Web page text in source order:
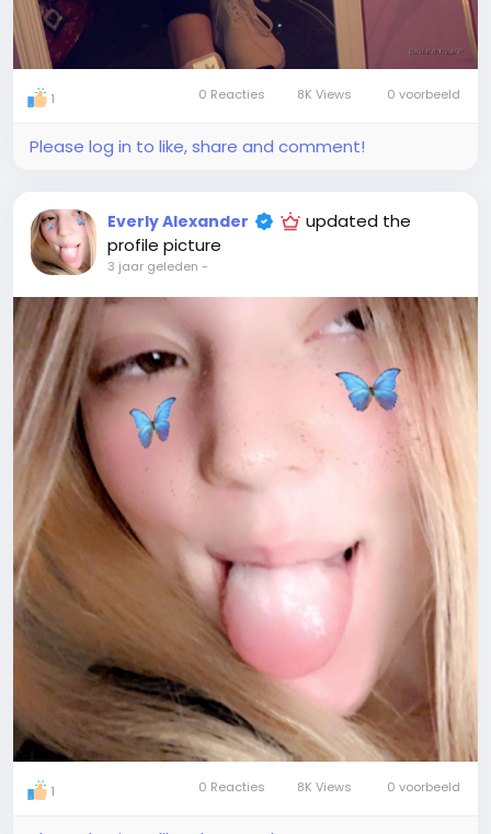
1 0 Reacties 8K Views 0 voorbeeld
Please log in to like, share and comment!
Everly Alexander
updated the
profile picture
3 jaar geleden -
1 0 Reacties 8K Views 0 voorbeeld